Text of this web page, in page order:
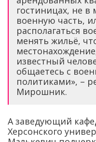
гостиницах, не в
военную часть,
располагаться
менять жильё,
известный
общаетесь с
политиками», –
Мирошник.
А заведующий
Херсонского